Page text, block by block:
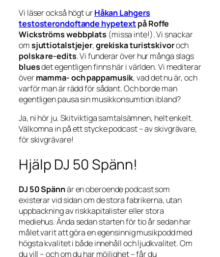
Vi läser också högt urHåkan Lahgers
testosterondoftande hypetextpå Roffe
Wickströms webbplats (missa inte!). Vi snackar
omsjuttiotalstjejer,grekiska turistskivoroch
polska re-edits. Vi funderar över hur många slags
bluesdet egentligen finns här i världen. Vi mediterar
övermamma- och pappamusik, vad det nu är, och
varför man är rädd för sådant. Och borde man
egentligen pausa sin musikkonsumtion ibland?
Ja, ni hör ju. Skitviktiga samtalsämnen, helt enkelt.
Välkomna in på ett stycke podcast –av skivgrävare,
för skivgrävare!
Hjälp DJ 50 Spänn!
DJ 50 Spännär en oberoende podcast som
existerar vid sidan om de stora fabrikerna, utan
uppbackning av riskkapitalister eller stora
mediehus. Ända sedan starten för tio år sedan har
målet varit att göra en egensinnig musikpodd med
högsta kvalitet i både innehåll och ljudkvalitet. Om
du vill – och om du har möjlighet – får du